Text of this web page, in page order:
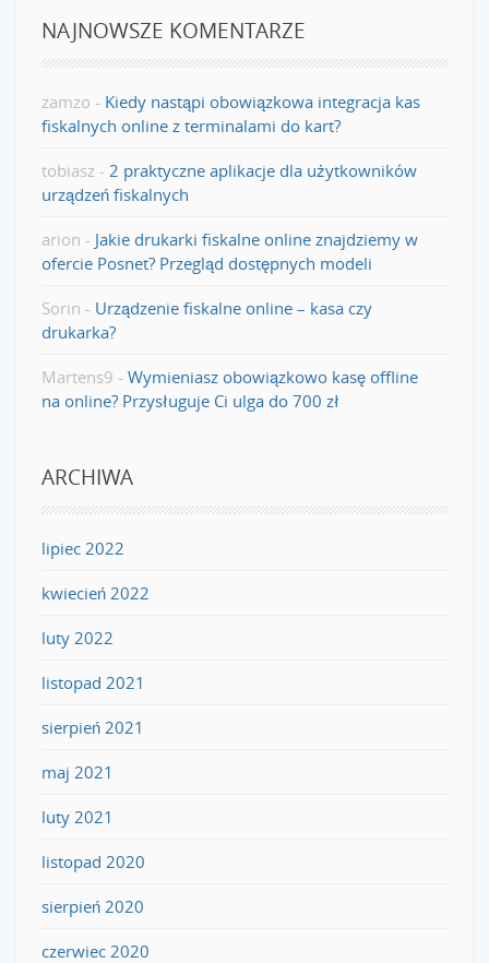
NAJNOWSZE KOMENTARZE
zamzo - Kiedy nastąpi obowiązkowa integracja kas
fiskalnych online z terminalami do kart?
tobiasz - 2 praktyczne aplikacje dla użytkowników
urządzeń fiskalnych
arion - Jakie drukarki fiskalne online znajdziemy w
ofercie Posnet? Przegląd dostępnych modeli
Sorin - Urządzenie fiskalne online – kasa czy
drukarka?
Martens9 - Wymieniasz obowiązkowo kasę offline
na online? Przysługuje Ci ulga do 700 zł
ARCHIWA
lipiec 2022
kwiecień 2022
luty 2022
listopad 2021
sierpień 2021
maj 2021
luty 2021
listopad 2020
sierpień 2020
czerwiec 2020